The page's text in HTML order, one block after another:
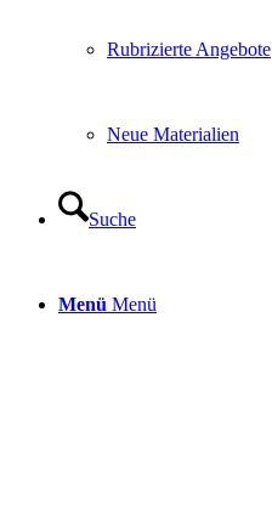
Rubrizierte Angebote
Neue Materialien
Suche
Menü Menü